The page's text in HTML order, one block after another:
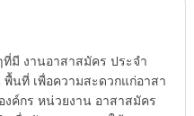
มี งานอาสาสมัคร ประจำ
นที่ เพื่อความสะดวกแก่อาสา
ค์กร หน่วยงาน อาสาสมัคร